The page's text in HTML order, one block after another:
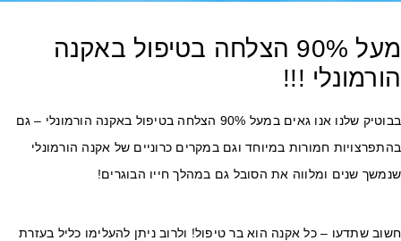
מעל 90% הצלחה בטיפול באקנה
!!!
בבוטיק שלנו אנו גאים במעל 90% הצלחה בטיפול באקנה הורמונלי – גם
חמורות במיוחד וגם במקרים כרוניים של אקנה הורמונלי
שנים ומלווה את הסובל גם במהלך חייו הבוגרים!
שתדעו – כל אקנה הוא בר טיפול! ולרוב ניתן להעלימו כליל בעזרת